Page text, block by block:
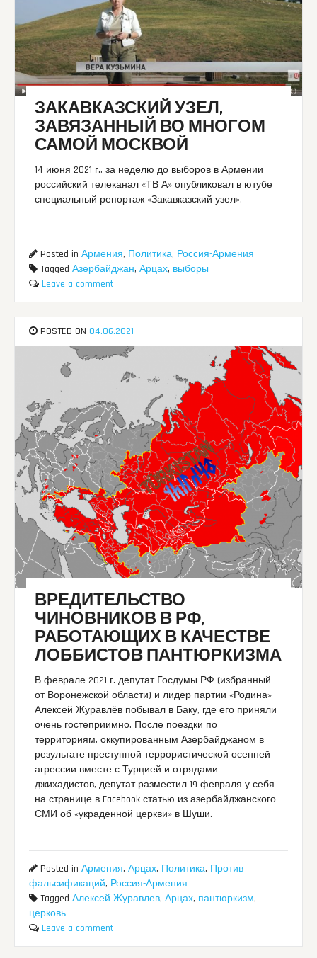
ЗАКАВКАЗСКИЙ УЗЕЛ,
ЗАВЯЗАННЫЙ ВО МНОГОМ
САМОЙ МОСКВОЙ
14 июня 2021 г., за неделю до выборов в Армении
российский телеканал «ТВ А» опубликовал в ютубе
специальный репортаж «Закавказский узел».
Posted inАрмения, Политика, Россия-Армения
TaggedАзербайджан,Арцах, выборы
Leave a comment
POSTED ON 04.06.2021
ВРЕДИТЕЛЬСТВО
ЧИНОВНИКОВ В РФ,
РАБОТАЮЩИХ В КАЧЕСТВЕ
ЛОББИСТОВ ПАНТЮРКИЗМА
В феврале 2021 г. депутат Госдумы РФ (избранный
от Воронежской области) и лидер партии «Родина»
Алексей Журавлёв побывал в Баку, где его приняли
очень гостеприимно. После поездки по
территориям, оккупированным Азербайджаном в
результате преступной террористической осенней
агрессии вместе с Турцией и отрядами
джихадистов, депутат разместил 19 февраля у себя
на странице в Facebook статью из азербайджанского
СМИ об «украденной церкви» в Шуши.
Posted inАрмения,Арцах, Политика, Против
фальсификаций, Россия-Армения
TaggedАлексей Журавлев,Арцах, пантюркизм,
церковь
Leave a comment